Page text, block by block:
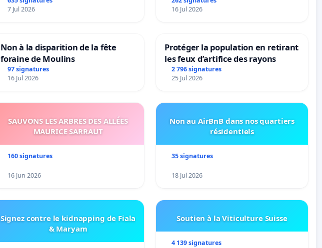
7 Jul 2026
et ses alentours
16 Jul 2026
Non à la disparition de la fête
foraine de Moulins
97 signatures
16 Jul 2026
Protéger la population en retirant
les feux d’artifice des rayons
2 796 signatures
25 Jul 2026
SAUVONS LES ARBRES DES ALLÉES
MAURICE SARRAUT
160 signatures
16 Jun 2026
Non au AirBnB dans nos quartiers
résidentiels
35 signatures
18 Jul 2026
Signez contre le kidnapping de Fiala
& Maryam
Soutien à la Viticulture Suisse
4 139 signatures